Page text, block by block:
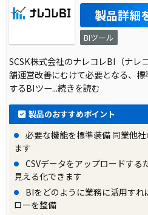
製品詳細
BIツール
SCSK株式会社のナレコレBI（ナレ
舗運営改善にむけて必要となる、
するBIツー...続きを読む
製品のおすすめポイント
必要な機能を標準装備 同業他
ます
CSVデータをアップロードする
見える化できます
BIをどのように業務に活用す
ローを整備